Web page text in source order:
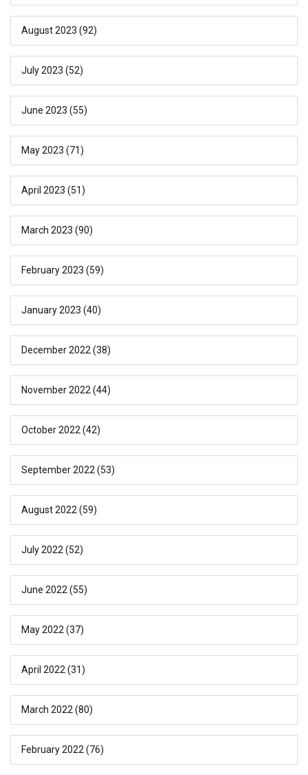
August 2023 (92)
July 2023 (52)
June 2023 (55)
May 2023 (71)
April 2023 (51)
March 2023 (90)
February 2023 (59)
January 2023 (40)
December 2022 (38)
November 2022 (44)
October 2022 (42)
September 2022 (53)
August 2022 (59)
July 2022 (52)
June 2022 (55)
May 2022 (37)
April 2022 (31)
March 2022 (80)
February 2022 (76)